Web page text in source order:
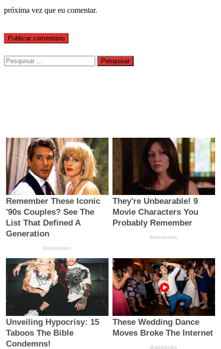
próxima vez que eu comentar.
Pesquisar
por: